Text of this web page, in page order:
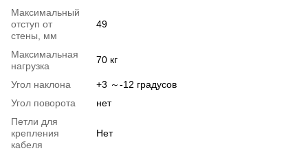
Максимальный
отступ от
стены, мм
49
Максимальная
нагрузка
70 кг
Угол наклона
+3 ～-12 градусов
Угол поворота
нет
Петли для
крепления
кабеля
Нет